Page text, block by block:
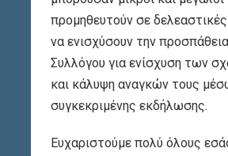
προμηθευτούν σε
να ενισχύσουν την
Συλλόγου για ενίσχυση των
και κάλυψη αναγκών τους
συγκεκριμένης εκδήλωσης.
Ευχαριστούμε πολύ όλους